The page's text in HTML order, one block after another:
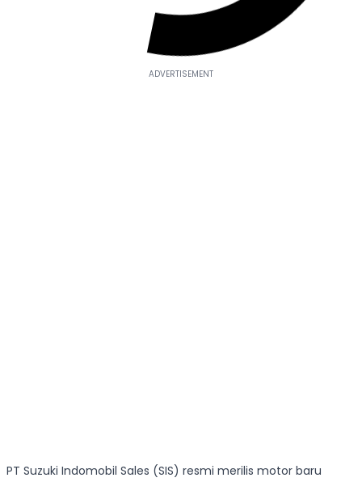
PT Suzuki Indomobil Sales (SIS) resmi merilis motor baru